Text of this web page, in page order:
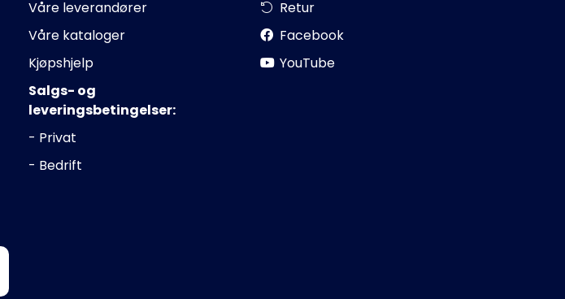
Våre leverandører
Våre kataloger
Kjøpshjelp
Salgs- og
leveringsbetingelser:
- Privat
- Bedrift
Retur
Facebook
YouTube